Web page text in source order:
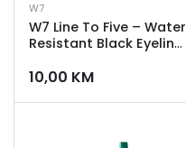
W7
W7 Line To Five – Water
Resistant Black Eyeliner
10,00 KM